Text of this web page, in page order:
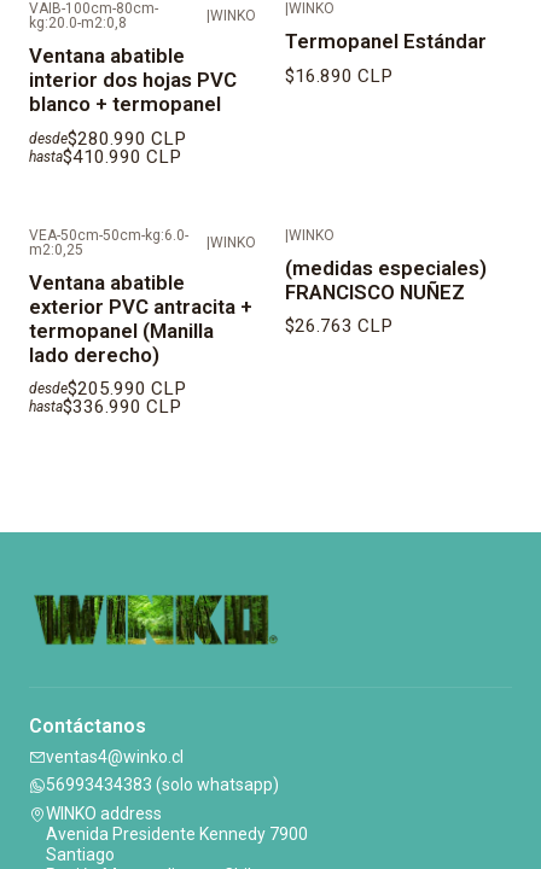
VAIB-100cm-80cm-
kg:20.0-m2:0,8
WINKO
Ventana abatible
interior dos hojas PVC
blanco + termopanel
desde$280.990 CLP
hasta$410.990 CLP
WINKO
Termopanel Estándar
$16.890 CLP
VEA-50cm-50cm-kg:6.0-
m2:0,25
|WINKO
Ventana abatible
exterior PVC antracita +
termopanel (Manilla
lado derecho)
desde$205.990 CLP
hasta$336.990 CLP
|WINKO
(medidas especiales)
FRANCISCO NUÑEZ
$26.763 CLP
Contáctanos
ventas4@winko.cl
56993434383 (solo whatsapp)
WINKO address
Avenida Presidente Kennedy 7900
Santiago